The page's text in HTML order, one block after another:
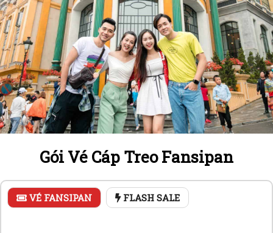
Gói Vé Cáp Treo Fansipan
VÉ FANSIPAN FLASH SALE